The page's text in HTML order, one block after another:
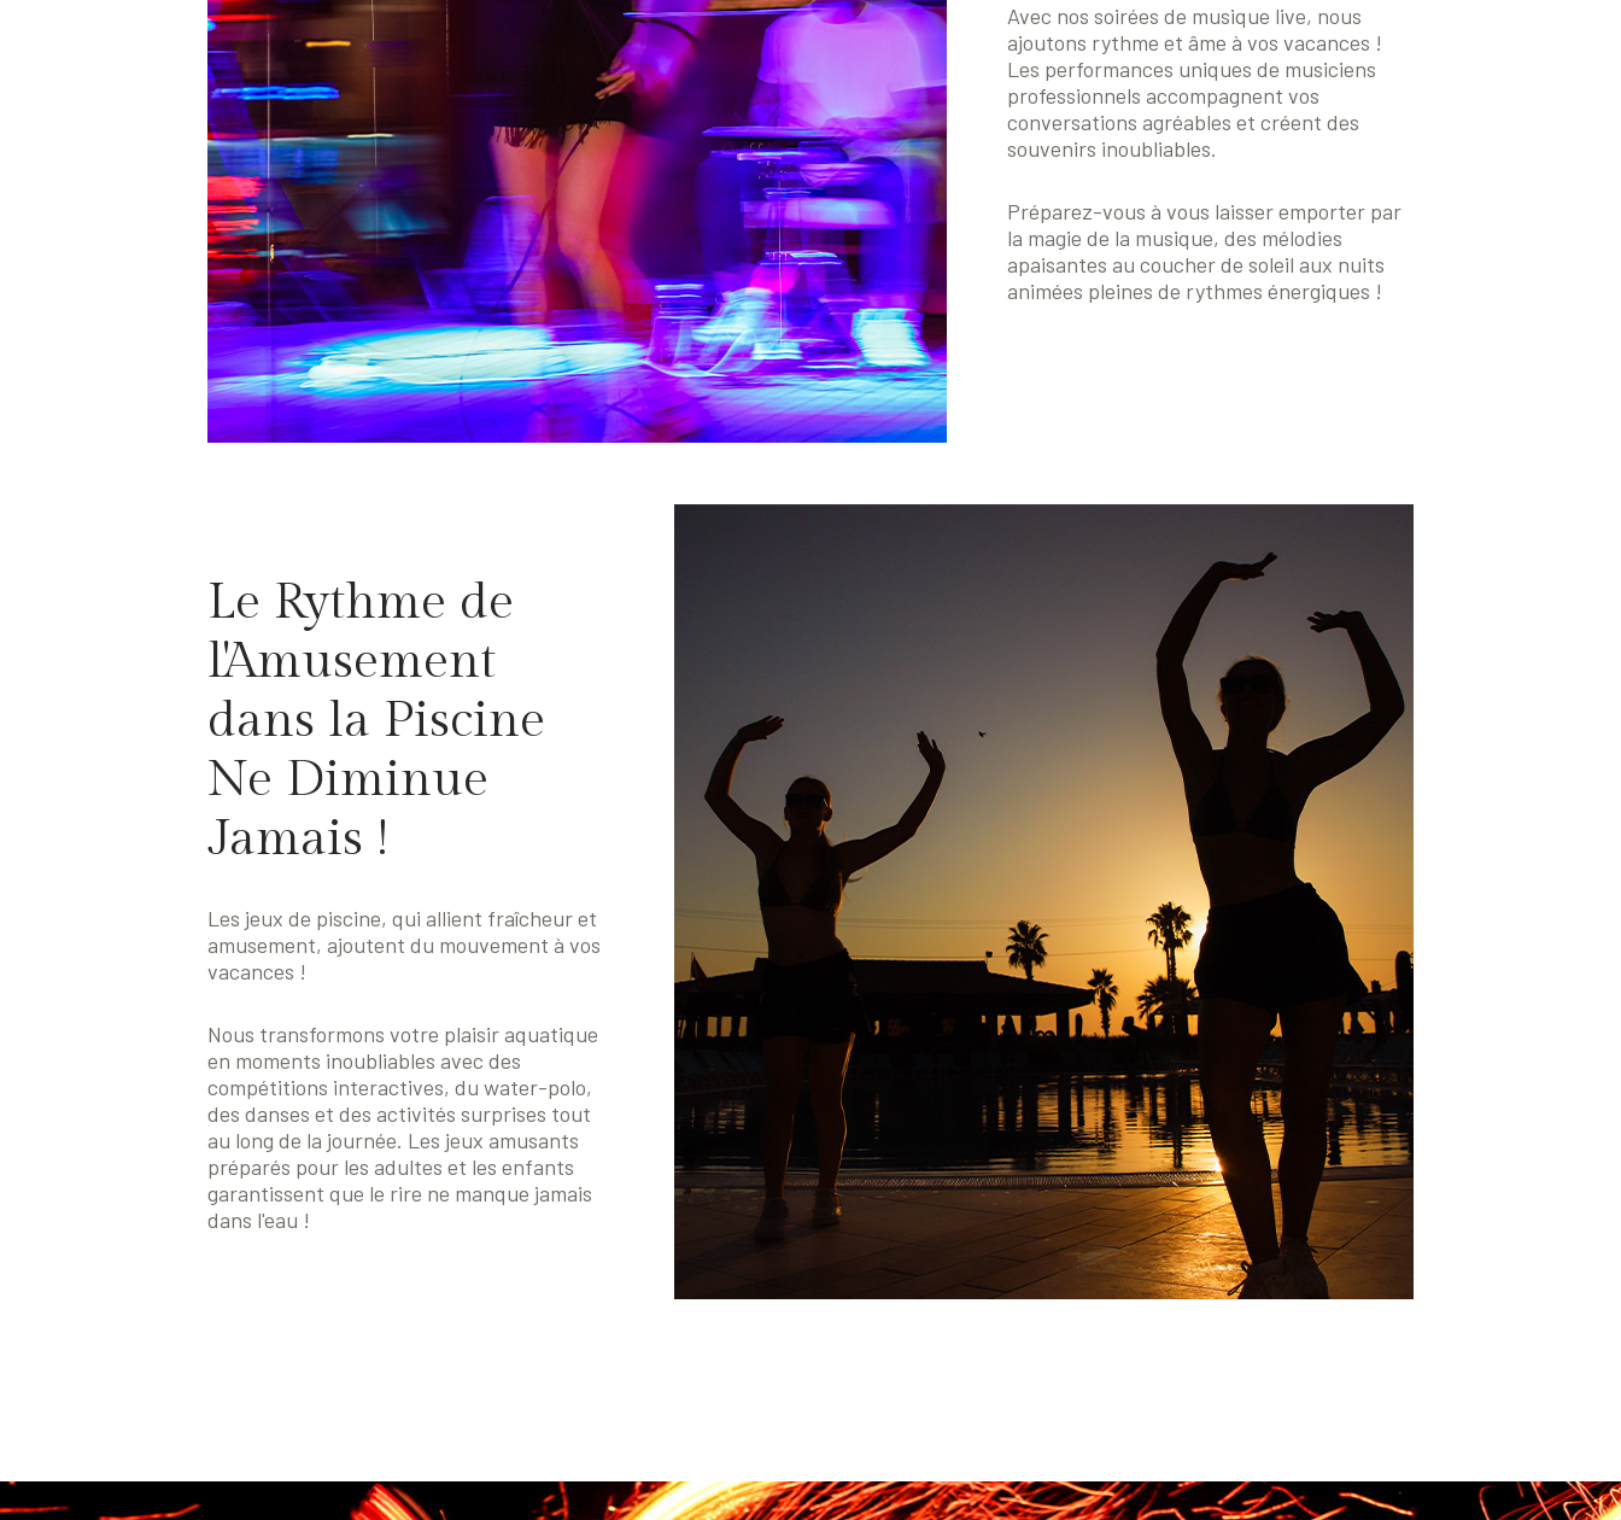
Avec nos soirées de musique live, nous
ajoutons rythme et âme à vos vacances !
Les performances uniques de musiciens
professionnels accompagnent vos
conversations agréables et créent des
souvenirs inoubliables.
Préparez-vous à vous laisser emporter par
la magie de la musique, des mélodies
apaisantes au coucher de soleil aux nuits
animées pleines de rythmes énergiques !
Le Rythme de
l'Amusement
dans la Piscine
Ne Diminue
Jamais !
Les jeux de piscine, qui allient fraîcheur et
amusement, ajoutent du mouvement à vos
vacances !
Nous transformons votre plaisir aquatique
en moments inoubliables avec des
compétitions interactives, du water-polo,
des danses et des activités surprises tout
au long de la journée. Les jeux amusants
préparés pour les adultes et les enfants
garantissent que le rire ne manque jamais
dans l'eau !